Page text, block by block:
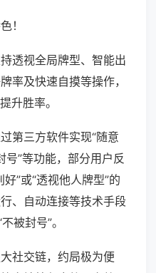
！
透视全局牌型、智能出
率及快速自摸等操作，
升胜率。
第三方软件实现“随意
号”等功能，部分用户反
”或“透视他人牌型”的
、自动连接等技术手段
被封号”。
社交链，约局极为便